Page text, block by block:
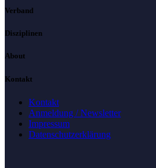
Verband
Disziplinen
About
Kontakt
Kontakt
Anmeldung / Newsletter
Impressum
Datenschutzerklärung